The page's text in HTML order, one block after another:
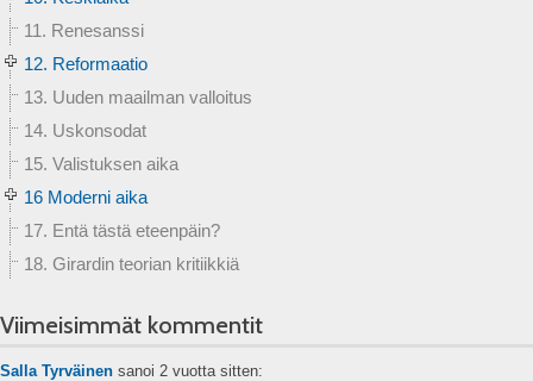
11. Renesanssi
12. Reformaatio
13. Uuden maailman valloitus
14. Uskonsodat
15. Valistuksen aika
16 Moderni aika
17. Entä tästä eteenpäin?
18. Girardin teorian kritiikkiä
Viimeisimmät kommentit
Salla Tyrväinen sanoi 2 vuotta sitten: